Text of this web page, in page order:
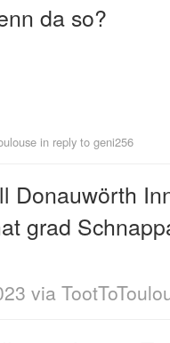
da so?
in reply to geni256
Donauwörth
grad
via